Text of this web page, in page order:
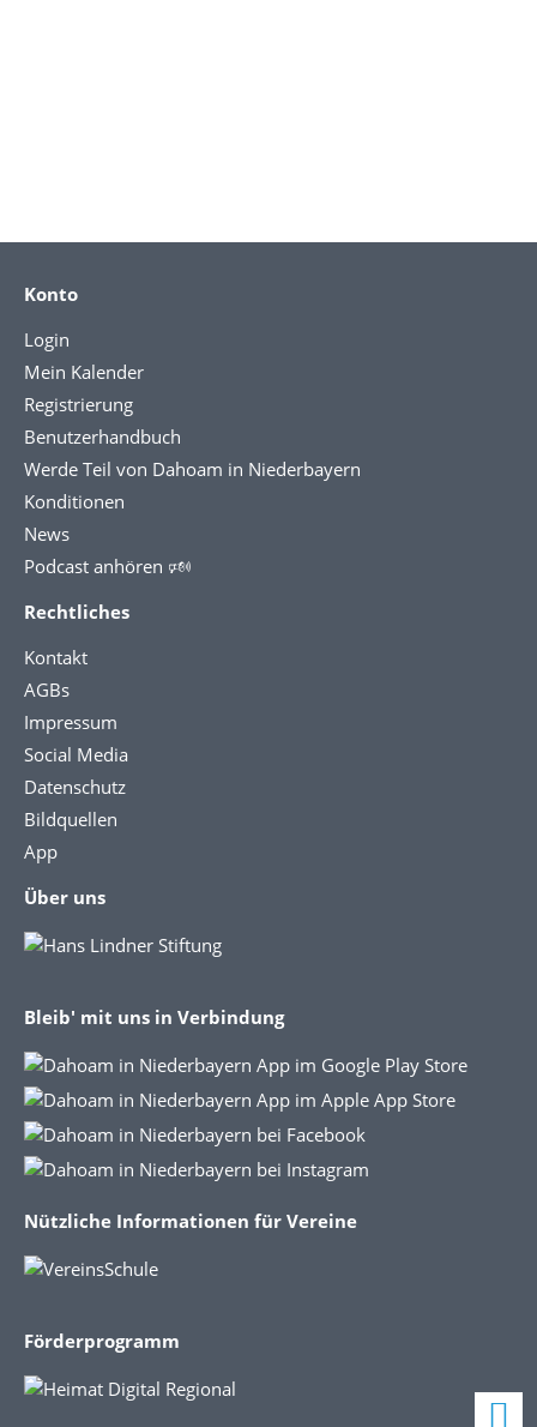
Konto
Login
Mein Kalender
Registrierung
Benutzerhandbuch
Werde Teil von Dahoam in Niederbayern
Konditionen
News
Podcast anhören 🕬
Rechtliches
Kontakt
AGBs
Impressum
Social Media
Datenschutz
Bildquellen
App
Über uns
Bleib' mit uns in Verbindung
Nützliche Informationen für Vereine
Förderprogramm